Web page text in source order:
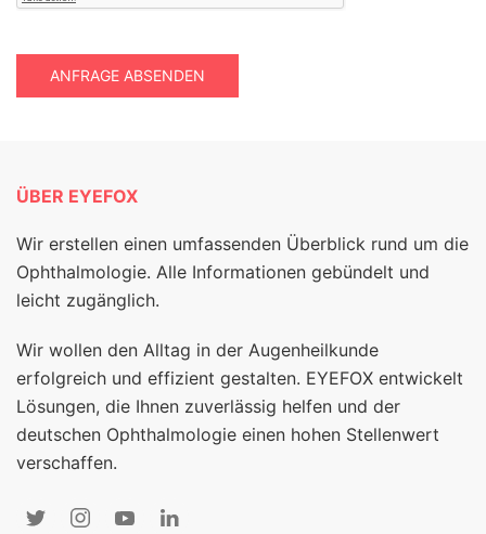
ANFRAGE ABSENDEN
ÜBER EYEFOX
Wir erstellen einen umfassenden Überblick rund um die
Ophthalmologie. Alle Informationen gebündelt und
leicht zugänglich.
Wir wollen den Alltag in der Augenheilkunde
erfolgreich und effizient gestalten. EYEFOX entwickelt
Lösungen, die Ihnen zuverlässig helfen und der
deutschen Ophthalmologie einen hohen Stellenwert
verschaffen.